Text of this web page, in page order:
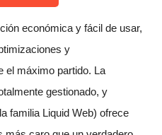
económica y fácil de usar,
y
el máximo partido. La
gestionado, y
familia Liquid Web) ofrece